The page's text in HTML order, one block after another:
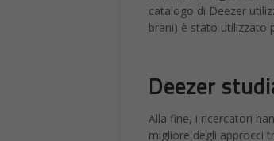
catalogo di Deezer
brani) è stato utilizzato
Deezer
Alla fine, i ricercatori
migliore degli approcci